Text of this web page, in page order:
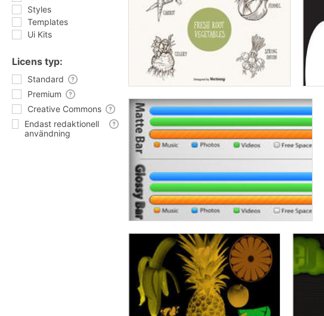
Styles
Templates
Ui Kits
Licens typ:
Standard
Premium
Creative Commons
Endast redaktionell
användning